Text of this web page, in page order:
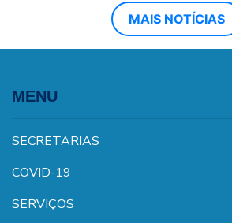
MAIS NOTÍCIAS
MENU
SECRETARIAS
COVID-19
SERVIÇOS